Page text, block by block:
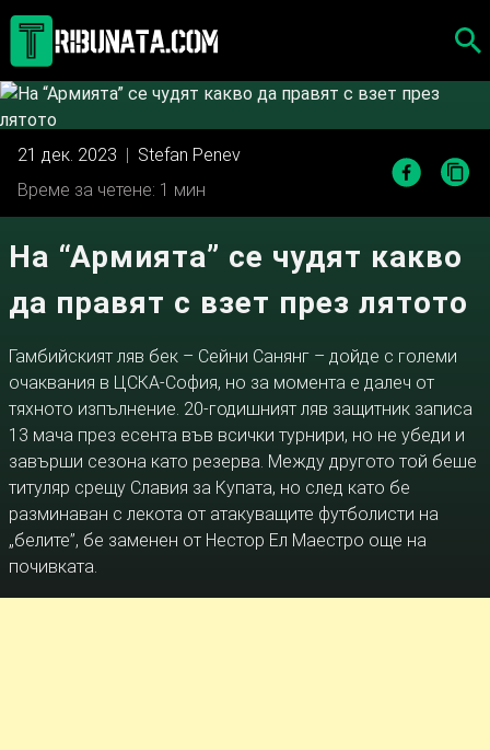
Skip
content
21 дек. 2023 | Stefan Penev
Време за четене: 1 мин
На “Армията” се чудят какво
да правят с взет през лятото
Гамбийският ляв бек – Сейни Санянг – дойде с големи
очаквания в ЦСКА-София, но за момента е далеч от
тяхното изпълнение. 20-годишният ляв защитник записа
13 мача през есента във всички турнири, но не убеди и
завърши сезона като резерва. Между другото той беше
титуляр срещу Славия за Купата, но след като бе
разминаван с лекота от атакуващите футболисти на
„белите”, бе заменен от Нестор Ел Маестро още на
почивката.